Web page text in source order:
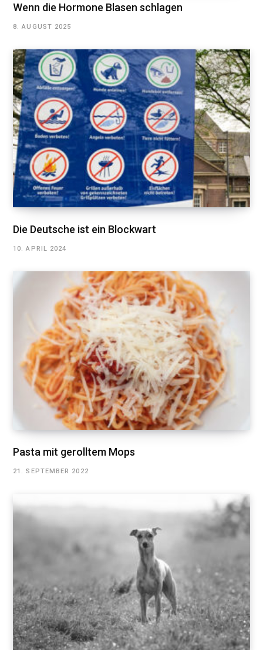
Wenn die Hormone Blasen schlagen
8. AUGUST 2025
Die Deutsche ist ein Blockwart
10. APRIL 2024
Pasta mit gerolltem Mops
21. SEPTEMBER 2022